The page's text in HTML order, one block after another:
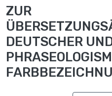
ZUR
DEUTSCHER